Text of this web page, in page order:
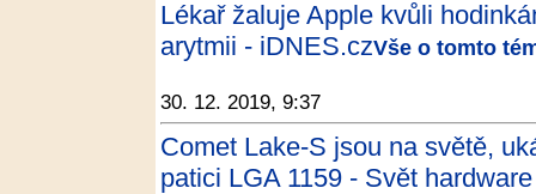
Lékař žaluje Apple kvůli
arytmii - iDNES.czVše o tomto
30. 12. 2019, 9:37
Comet Lake-S jsou na světě,
patici LGA 1159 - Svět hardware